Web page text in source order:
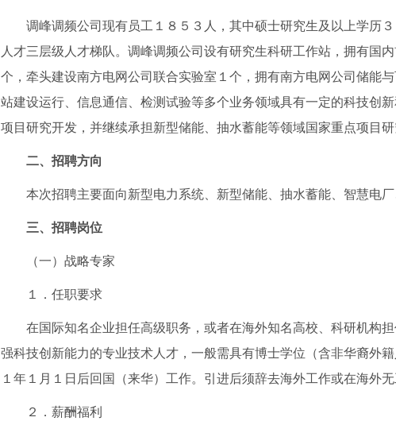
调峰调频公司现有员工１８５３人，其中硕士研究生及以上学历
人才三层级人才梯队。调峰调频公司设有研究生科研工作站，拥有国
个，牵头建设南方电网公司联合实验室１个，拥有南方电网公司储能
站建设运行、信息通信、检测试验等多个业务领域具有一定的科技创
项目研究开发，并继续承担新型储能、抽水蓄能等领域国家重点项目研
二、 招聘方向
本次招聘主要面向新型电力系统、新型储能、抽水蓄能、智慧电
三、 招聘岗位
（一）战略专家
１．任职要求
在国际知名企业担任高级职务，或者在海外知名高校、科研机构
强科技创新能力的专业技术人才，一般需具有博士学位（含非华裔外
１年１月１日后回国（来华）工作。引进后须辞去海外工作或在海外
２．薪酬福利